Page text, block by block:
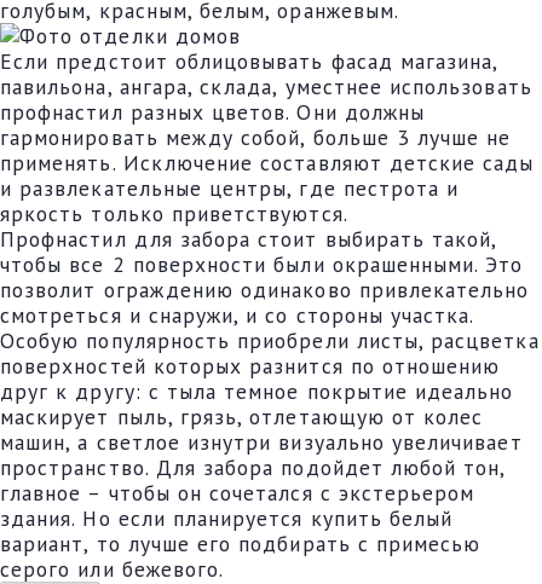
голубым, красным, белым, оранжевым.
Если предстоит облицовывать фасад магазина,
павильона, ангара, склада, уместнее использовать
профнастил разных цветов. Они должны
гармонировать между собой, больше 3 лучше не
применять. Исключение составляют детские сады
и развлекательные центры, где пестрота и
яркость только приветствуются.
Профнастил для забора стоит выбирать такой,
чтобы все 2 поверхности были окрашенными. Это
позволит ограждению одинаково привлекательно
смотреться и снаружи, и со стороны участка.
Особую популярность приобрели листы, расцветка
поверхностей которых разнится по отношению
друг к другу: с тыла темное покрытие идеально
маскирует пыль, грязь, отлетающую от колес
машин, а светлое изнутри визуально увеличивает
пространство. Для забора подойдет любой тон,
главное – чтобы он сочетался с экстерьером
здания. Но если планируется купить белый
вариант, то лучше его подбирать с примесью
серого или бежевого.